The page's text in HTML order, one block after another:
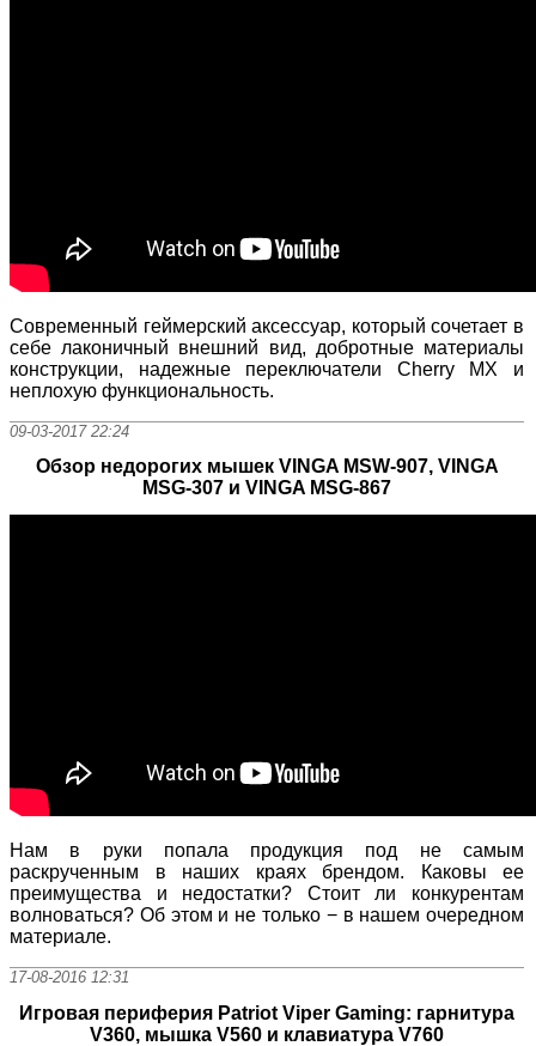
Современный геймерский аксессуар, который сочетает в
себе лаконичный внешний вид, добротные материалы
конструкции, надежные переключатели Cherry MX и
неплохую функциональность.
09-03-2017 22:24
Обзор недорогих мышек VINGA MSW-907, VINGA
MSG-307 и VINGA MSG-867
Нам в руки попала продукция под не самым
раскрученным в наших краях брендом. Каковы ее
преимущества и недостатки? Стоит ли конкурентам
волноваться? Об этом и не только − в нашем очередном
материале.
17-08-2016 12:31
Игровая периферия Patriot Viper Gaming: гарнитура
V360, мышка V560 и клавиатура V760